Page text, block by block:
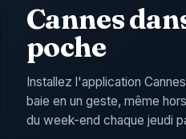
Cannes
poche
Installez l'application
baie en un geste, même
du week-end chaque jeudi